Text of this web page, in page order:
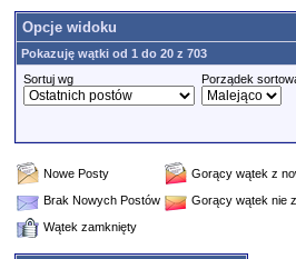
Opcje widoku
Pokazuję wątki od 1 do 20 z 703
Sortuj wg
Porządek
Nowe Posty
Gorący wątek z
Brak Nowych Postów
Gorący wątek nie
Wątek zamknięty